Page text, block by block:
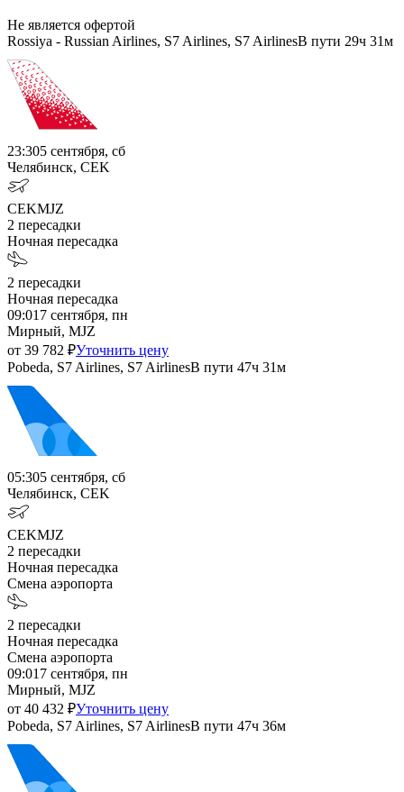
Не является офертой
Rossiya - Russian Airlines, S7 Airlines, S7 AirlinesВ пути 29ч 31м
23:305 сентября, сб
Челябинск, CEK
CEKMJZ
2 пересадки
Ночная пересадка
2 пересадки
Ночная пересадка
09:01 7 сентября, пн
Мирный, MJZ
от 39 782 ₽Уточнить цену
Pobeda, S7 Airlines, S7 AirlinesВ пути 47ч 31м
05:305 сентября, сб
Челябинск, CEK
CEKMJZ
2 пересадки
Ночная пересадка
Смена аэропорта
2 пересадки
Ночная пересадка
Смена аэропорта
09:01 7 сентября, пн
Мирный, MJZ
от 40 432 ₽Уточнить цену
Pobeda, S7 Airlines, S7 AirlinesВ пути 47ч 36м